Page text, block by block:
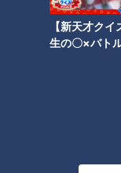
【新天才ク
生の〇×バト
難病・道化師様魚鱗癬